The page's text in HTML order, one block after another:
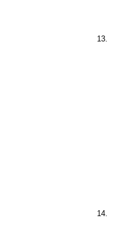
13.
14.